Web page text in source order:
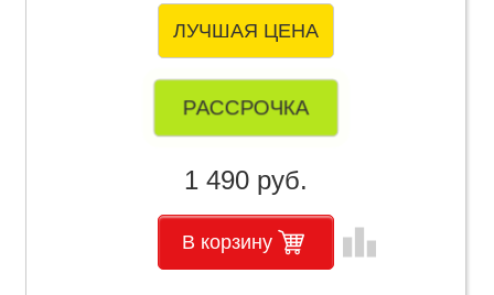
ЛУЧШАЯ ЦЕНА
РАССРОЧКА
1 490 руб.
В корзину leaderboard